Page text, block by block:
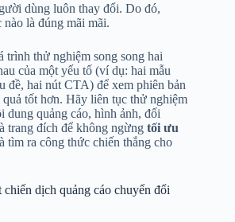
dùng luôn thay đổi. Do đó,
là đúng mãi mãi.
trình thử nghiệm song song hai
của một yếu tố (ví dụ: hai mẫu
đề, hai nút CTA) để xem phiên bản
quả tốt hơn. Hãy liên tục thử nghiệm
dung quảng cáo, hình ảnh, đối
trang đích để không ngừng tối ưu
tìm ra công thức chiến thắng cho
dịch quảng cáo chuyển đổi